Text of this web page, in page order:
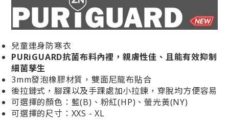
兒童連身防寒衣
PURiGUARD抗菌布料內裡，親膚性佳、且能有效抑制
細菌孳生
3mm發泡橡膠材質，雙面尼龍布貼合
後拉鏈式，腳踝以及手踝處加小拉鍊，穿脫均方便容易
可選擇的顏色：藍(B)、粉紅(HP)、螢光黃(NY)
可選擇的尺寸：XXS - XL